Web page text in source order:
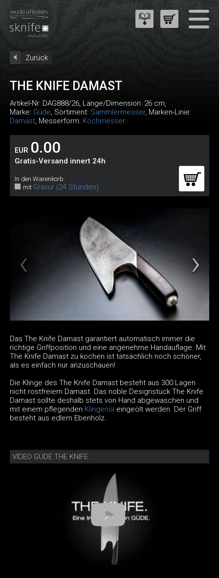
Zurück
THE KNIFE DAMAST
Artikel-Nr: DAG888/26, Länge/Dimension: 26 cm,
Marke: Güde, Sortiment: Sammlermesser, Marken-Linie:
Damast, Messerform: Kochmesser
EUR 0.00
Gratis-Versand innert 24h
In den Warenkorb:
mit Gravur (24 Stunden)
Das The Knife Damast garantiert automatisch immer die
richtige Griffposition und eine angenehme Handauflage. Mit
The Knife Damast zu kochen ist tatsächlich noch schöner,
als es einfach nur anzuschauen!
Die Klinge des The Knife Damast besteht aus 300 Lagen
nicht rostfreiem Damast. Das noble Designstück The Knife
Damast sollte deshalb stets von Hand abgewaschen und
mit einem pflegenden Klingenöl eingeölt werden. Der Griff
besteht aus edlem Ebenholz.
VIDEO GÜDE THE KNIFE